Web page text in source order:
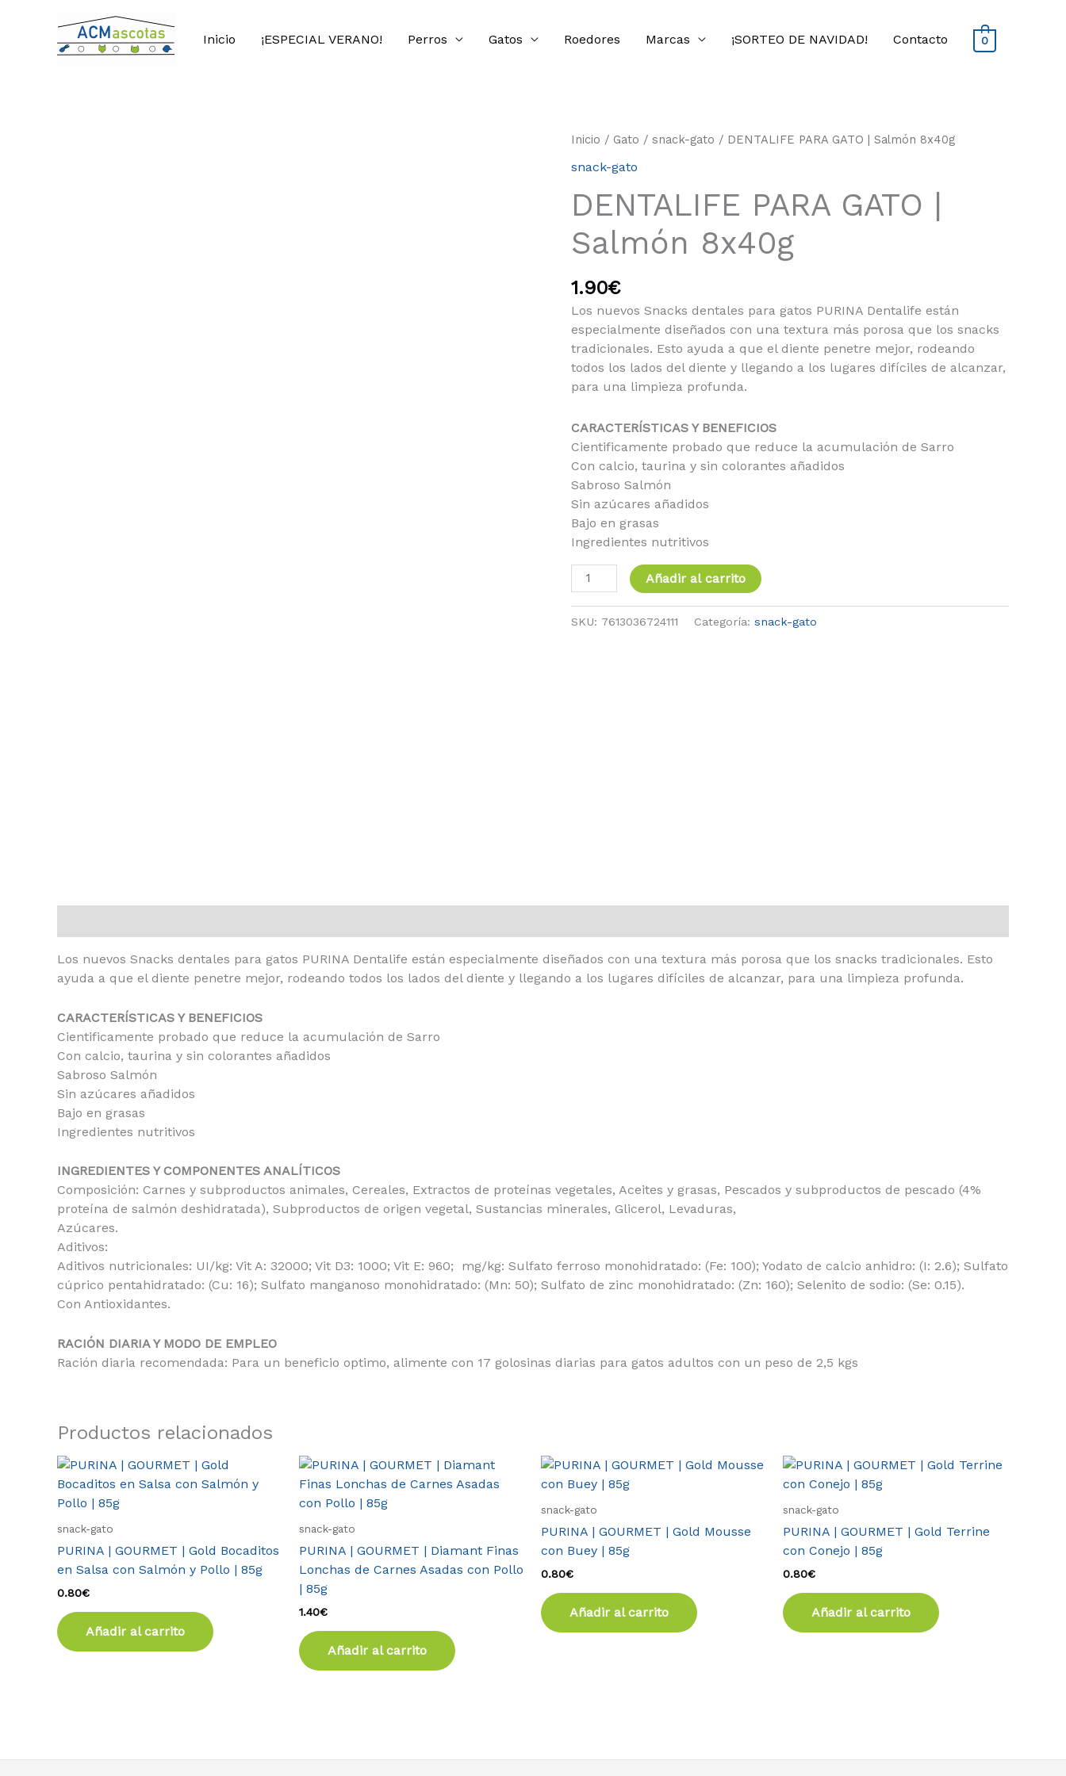
contenido
Inicio ¡ESPECIAL VERANO! Perros Gatos Roedores Marcas ¡SORTEO DE NAVIDAD! Contacto 0
Inicio / Gato / snack-gato / DENTALIFE PARA GATO | Salmón 8x40g
snack-gato
DENTALIFE PARA GATO |
Salmón 8x40g
1.90€
Los nuevos Snacks dentales para gatos PURINA Dentalife están
especialmente diseñados con una textura más porosa que los snacks
tradicionales. Esto ayuda a que el diente penetre mejor, rodeando
todos los lados del diente y llegando a los lugares difíciles de alcanzar,
para una limpieza profunda.
CARACTERÍSTICAS Y BENEFICIOS
Cientificamente probado que reduce la acumulación de Sarro
Con calcio, taurina y sin colorantes añadidos
Sabroso Salmón
Sin azúcares añadidos
Bajo en grasas
Ingredientes nutritivos
DENTALIFE
GATO
Salmón
8x40g
cantidad
Añadir al carrito
SKU: 7613036724111 Categoría: snack-gato
Los nuevos Snacks dentales para gatos PURINA Dentalife están especialmente diseñados con una textura más porosa que los snacks tradicionales. Esto
ayuda a que el diente penetre mejor, rodeando todos los lados del diente y llegando a los lugares difíciles de alcanzar, para una limpieza profunda.
CARACTERÍSTICAS Y BENEFICIOS
Cientificamente probado que reduce la acumulación de Sarro
Con calcio, taurina y sin colorantes añadidos
Sabroso Salmón
Sin azúcares añadidos
Bajo en grasas
Ingredientes nutritivos
INGREDIENTES Y COMPONENTES ANALÍTICOS
Composición: Carnes y subproductos animales, Cereales, Extractos de proteínas vegetales, Aceites y grasas, Pescados y subproductos de pescado (4%
proteína de salmón deshidratada), Subproductos de origen vegetal, Sustancias minerales, Glicerol, Levaduras,
Azúcares.
Aditivos:
Aditivos nutricionales: UI/kg: Vit A: 32000; Vit D3: 1000; Vit E: 960; mg/kg: Sulfato ferroso monohidratado: (Fe: 100); Yodato de calcio anhidro: (I: 2.6); Sulfato
cúprico pentahidratado: (Cu: 16); Sulfato manganoso monohidratado: (Mn: 50); Sulfato de zinc monohidratado: (Zn: 160); Selenito de sodio: (Se: 0.15).
Con Antioxidantes.
RACIÓN DIARIA Y MODO DE EMPLEO
Ración diaria recomendada: Para un beneficio optimo, alimente con 17 golosinas diarias para gatos adultos con un peso de 2,5 kgs
Productos relacionados
snack-gato
PURINA | GOURMET | Gold Bocaditos
en Salsa con Salmón y Pollo | 85g
0.80€
Añadir al carrito
snack-gato
PURINA | GOURMET | Diamant Finas
Lonchas de Carnes Asadas con Pollo
| 85g
1.40€
Añadir al carrito
snack-gato
PURINA | GOURMET | Gold Mousse
con Buey | 85g
0.80€
Añadir al carrito
snack-gato
PURINA | GOURMET | Gold Terrine
con Conejo | 85g
0.80€
Añadir al carrito